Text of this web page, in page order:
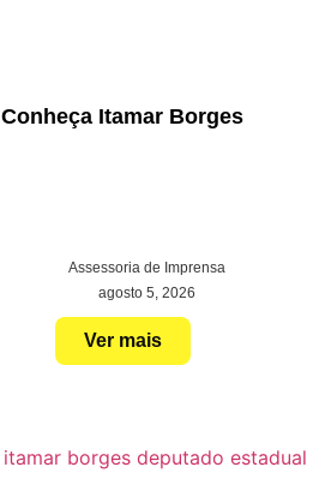
Conheça Itamar Borges
Assessoria de Imprensa
agosto 5, 2026
Ver mais